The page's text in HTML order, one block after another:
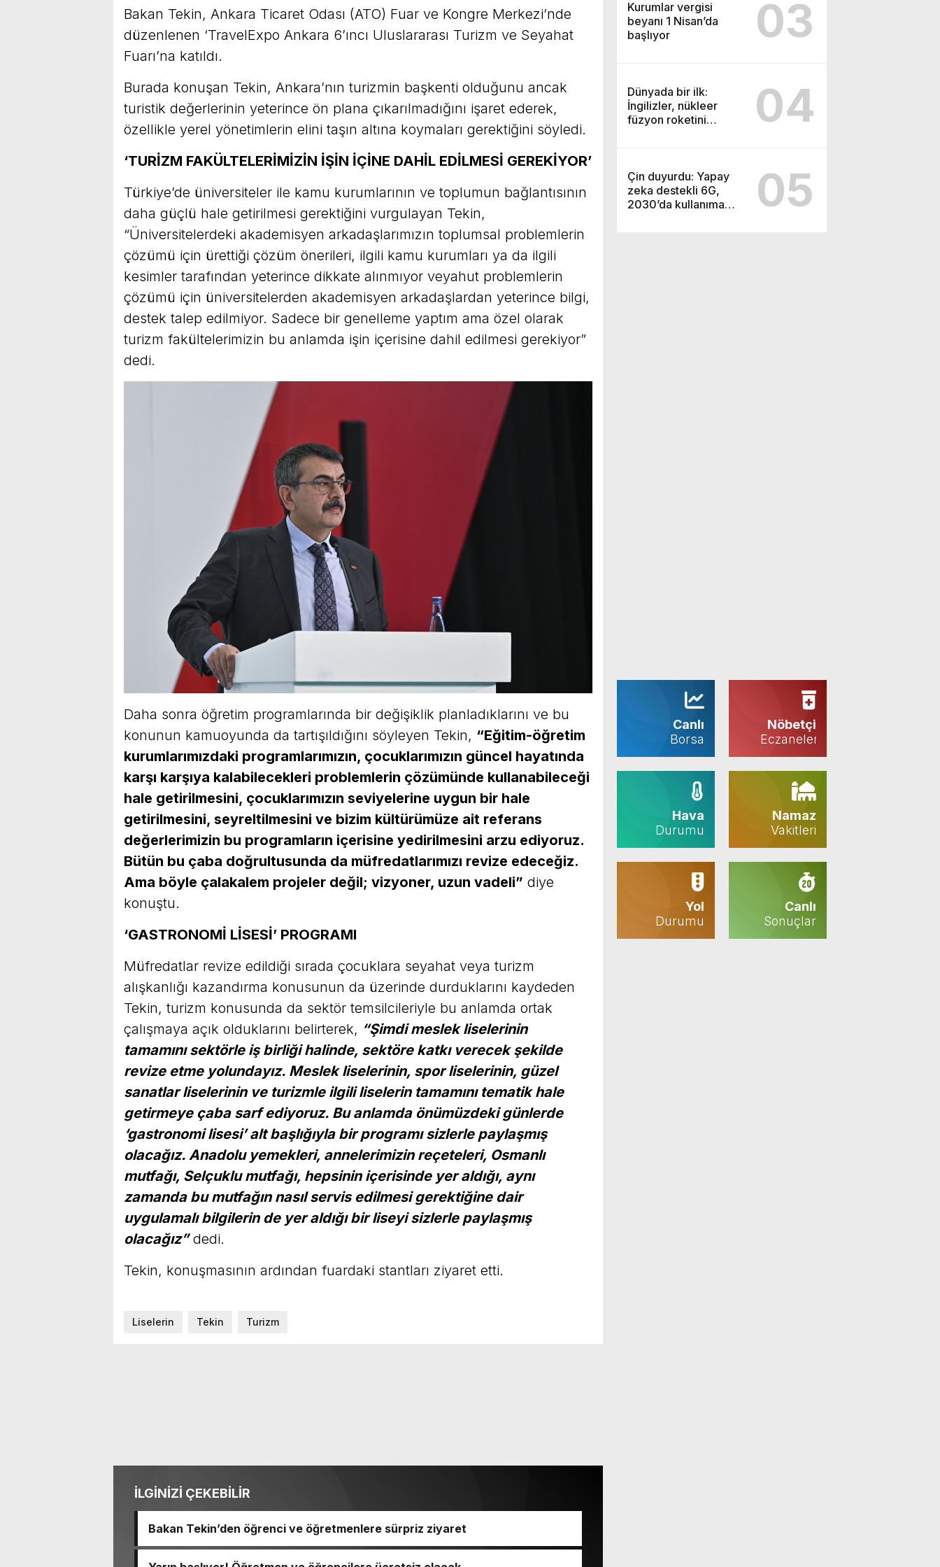
Kurumlar vergisi
beyanı 1 Nisan’da
başlıyor
03
Dünyada bir ilk:
İngilizler, nükleer
füzyon roketini
04
Çin duyurdu: Yapay
zeka destekli 6G,
2030’da kullanıma
05
Canlı
Borsa
Nöbetçi
Eczaneler
Hava
Durumu
Namaz
Vakitleri
Yol
Durumu
Canlı
Sonuçlar
Bakan Tekin, Ankara Ticaret Odası (ATO) Fuar ve Kongre Merkezi’nde
düzenlenen ‘TravelExpo Ankara 6’ıncı Uluslararası Turizm ve Seyahat
Fuarı’na katıldı.
Burada konuşan Tekin, Ankara’nın turizmin başkenti olduğunu ancak
turistik değerlerinin yeterince ön plana çıkarılmadığını işaret ederek,
özellikle yerel yönetimlerin elini taşın altına koymaları gerektiğini söyledi.
‘TURİZM FAKÜLTELERİMİZİN İŞİN İÇİNE DAHİL EDİLMESİ GEREKİYOR’
Türkiye’de üniversiteler ile kamu kurumlarının ve toplumun bağlantısının
daha güçlü hale getirilmesi gerektiğini vurgulayan Tekin,
“Üniversitelerdeki akademisyen arkadaşlarımızın toplumsal problemlerin
çözümü için ürettiği çözüm önerileri, ilgili kamu kurumları ya da ilgili
kesimler tarafından yeterince dikkate alınmıyor veyahut problemlerin
çözümü için üniversitelerden akademisyen arkadaşlardan yeterince bilgi,
destek talep edilmiyor. Sadece bir genelleme yaptım ama özel olarak
turizm fakültelerimizin bu anlamda işin içerisine dahil edilmesi gerekiyor”
dedi.
Daha sonra öğretim programlarında bir değişiklik planladıklarını ve bu
konunun kamuoyunda da tartışıldığını söyleyen Tekin, “Eğitim-öğretim
kurumlarımızdaki programlarımızın, çocuklarımızın güncel hayatında
karşı karşıya kalabilecekleri problemlerin çözümünde kullanabileceği
hale getirilmesini, çocuklarımızın seviyelerine uygun bir hale
getirilmesini, seyreltilmesini ve bizim kültürümüze ait referans
değerlerimizin bu programların içerisine yedirilmesini arzu ediyoruz.
Bütün bu çaba doğrultusunda da müfredatlarımızı revize edeceğiz.
Ama böyle çalakalem projeler değil; vizyoner, uzun vadeli” diye
konuştu.
‘GASTRONOMİ LİSESİ’ PROGRAMI
Müfredatlar revize edildiği sırada çocuklara seyahat veya turizm
alışkanlığı kazandırma konusunun da üzerinde durduklarını kaydeden
Tekin, turizm konusunda da sektör temsilcileriyle bu anlamda ortak
çalışmaya açık olduklarını belirterek, “Şimdi meslek liselerinin
tamamını sektörle iş birliği halinde, sektöre katkı verecek şekilde
revize etme yolundayız. Meslek liselerinin, spor liselerinin, güzel
sanatlar liselerinin ve turizmle ilgili liselerin tamamını tematik hale
getirmeye çaba sarf ediyoruz. Bu anlamda önümüzdeki günlerde
‘gastronomi lisesi’ alt başlığıyla bir programı sizlerle paylaşmış
olacağız. Anadolu yemekleri, annelerimizin reçeteleri, Osmanlı
mutfağı, Selçuklu mutfağı, hepsinin içerisinde yer aldığı, aynı
zamanda bu mutfağın nasıl servis edilmesi gerektiğine dair
uygulamalı bilgilerin de yer aldığı bir liseyi sizlerle paylaşmış
olacağız”dedi.
Tekin, konuşmasının ardından fuardaki stantları ziyaret etti.
Liselerin Tekin Turizm
İLGİNİZİ ÇEKEBİLİR
Bakan Tekin’den öğrenci ve öğretmenlere sürpriz ziyaret